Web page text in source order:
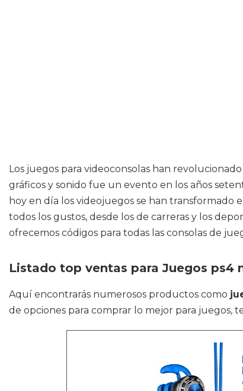
Los juegos para videoconsolas han
gráficos y sonido fue un evento en los años
hoy en día los videojuegos se han
todos los gustos, desde los de carreras y los
ofrecemos códigos para todas las consolas de
Listado top ventas para Juegos ps4
Aquí encontrarás numerosos productos como
de opciones para comprar lo mejor para juegos,